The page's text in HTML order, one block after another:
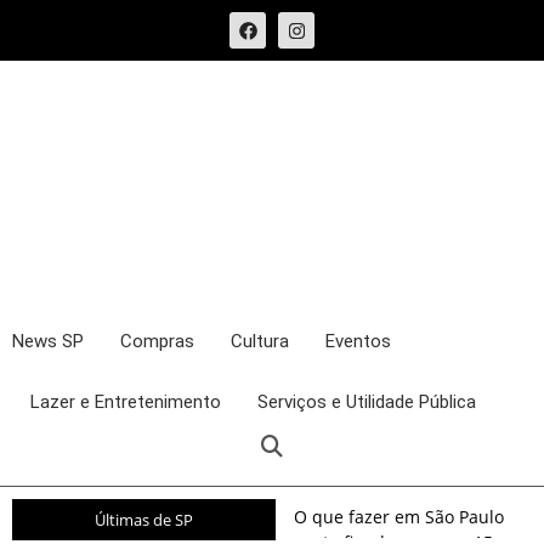
News SP Compras Cultura Eventos
Lazer e Entretenimento Serviços e Utilidade Pública
Últimas de SP
O que fazer em São Paulo